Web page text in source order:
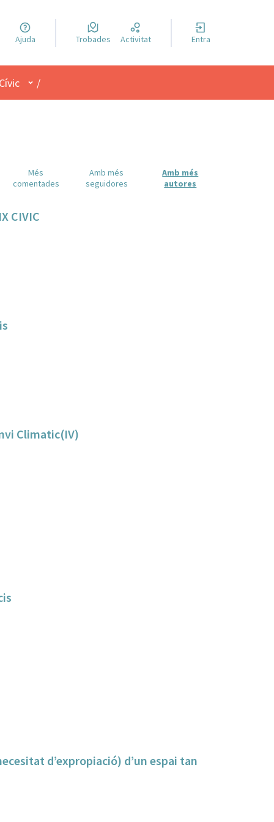
Ajuda Trobades Activitat Entra
Menú d'usuari
/
Més
comentades
Amb més
seguidores
Amb més
autores
CIVIC
Climatic(IV)
d’expropiació) d’un espai tan